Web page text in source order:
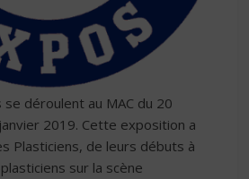
déroulent au MAC du 20
2019. Cette exposition a
Plasticiens, de leurs débuts à
sur la scène